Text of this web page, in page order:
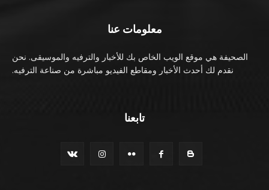
معلومات عنا
الصحيفة هي موقع الويب الخاص بك للأخبار والترفيه والموسيقى. نحن
نقدم لك أحدث الأخبار ومقاطع الفيديو مباشرة من صناعة الترفيه.
تابعنا